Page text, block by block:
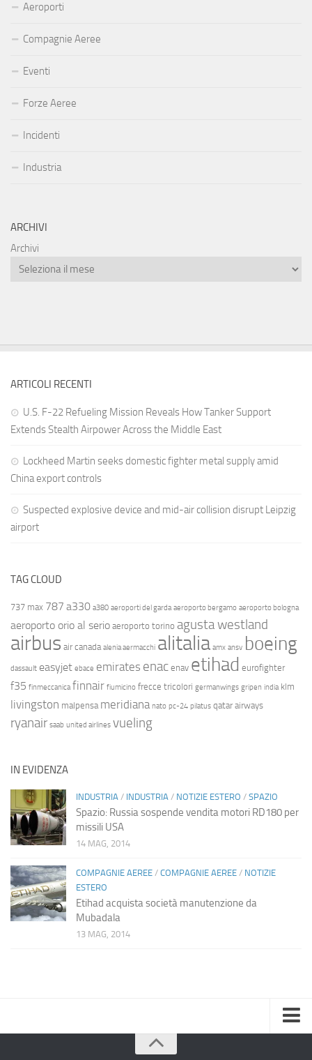
Aeroporti
Compagnie Aeree
Eventi
Forze Aeree
Incidenti
Industria
ARCHIVI
Archivi
ARTICOLI RECENTI
U.S. F-22 Refueling Mission Reveals How Tanker Support
Extends Stealth Airpower Across the Middle East
Lockheed Martin seeks domestic fighter metal supply amid
China export controls
Suspected explosive device and mid-air collision disrupt Leipzig
airport
TAG CLOUD
737 max 787 a330 a380 aeroporti del garda aeroporto bergamo aeroporto bologna
aeroporto orio al serio aeroporto torino agusta westland
airbus air canada alenia aermacchi alitalia amx ansv boeing
dassault easyjet ebace emirates enac enav etihad eurofighter
f35 finmeccanica finnair fiumicino frecce tricolori germanwings gripen india klm
livingston malpensa meridiana nato pc-24 pilatus qatar airways
ryanair saab united airlines vueling
IN EVIDENZA
INDUSTRIA / INDUSTRIA / NOTIZIE ESTERO / SPAZIO
Spazio: Russia sospende vendita motori RD180 per
missili USA
14 MAG, 2014
COMPAGNIE AEREE / COMPAGNIE AEREE / NOTIZIE
ESTERO
Etihad acquista società manutenzione da
Mubadala
13 MAG, 2014